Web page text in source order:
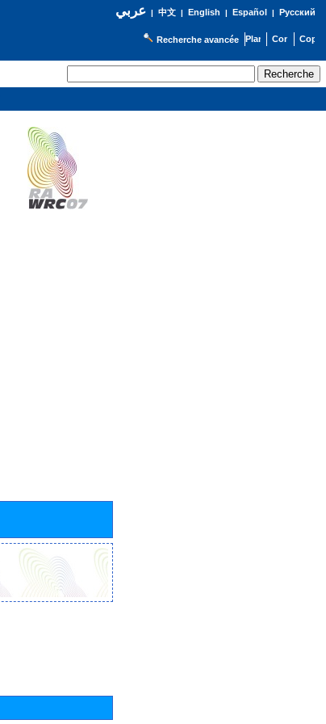
عربي| 中文| English | Español | Русский
Recherche avancée